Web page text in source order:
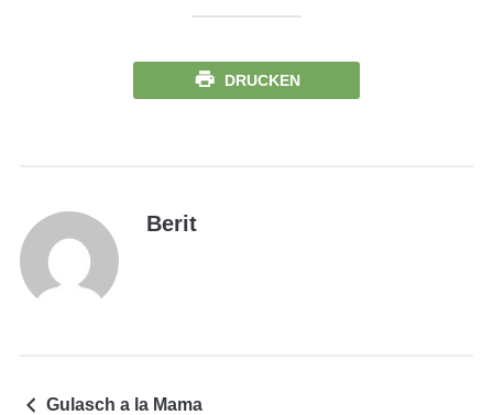
DRUCKEN
Berit
Gulasch a la Mama